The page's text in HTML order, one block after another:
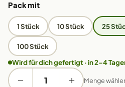
Pack mit
1 Stück 10 Stück 25
100 Stück
Wird für dich gefertigt · in 2–4
Menge